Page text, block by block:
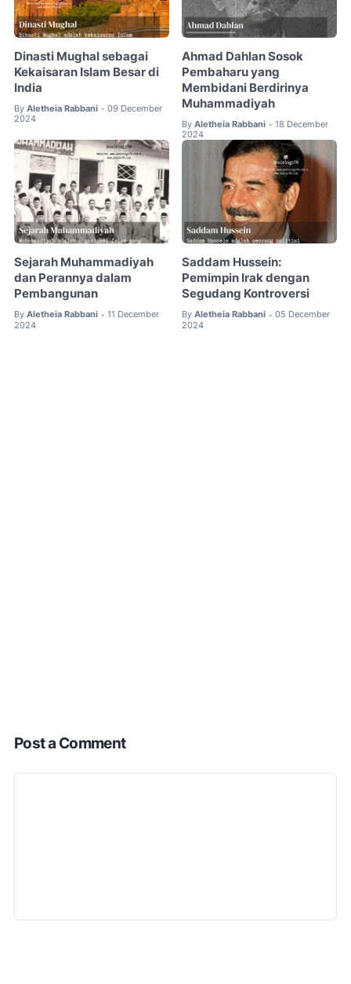
Dinasti Mughal sebagai
Kekaisaran Islam Besar di
India
By Aletheia Rabbani • 09 December
2024
Ahmad Dahlan Sosok
Pembaharu yang
Membidani Berdirinya
Muhammadiyah
By Aletheia Rabbani • 18 December
2024
Sejarah Muhammadiyah
dan Perannya dalam
Pembangunan
By Aletheia Rabbani • 11 December
2024
Saddam Hussein:
Pemimpin Irak dengan
Segudang Kontroversi
By Aletheia Rabbani • 05 December
2024
Post a Comment